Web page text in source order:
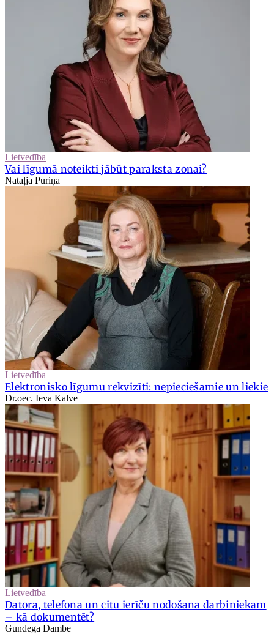
Lietvedība
Vai līgumā noteikti jābūt paraksta zonai?
Nataļja Puriņa
Lietvedība
Elektronisko līgumu rekvizīti: nepieciešamie un liekie
Dr.oec. Ieva Kalve
Lietvedība
Datora, telefona un citu ierīču nodošana darbiniekam
– kā dokumentēt?
Gundega Dambe